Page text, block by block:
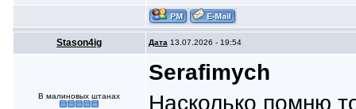
Stason4ig Дата 13.07.2026 - 19:54
В малиновых штанах
Serafimych
Насколько помню